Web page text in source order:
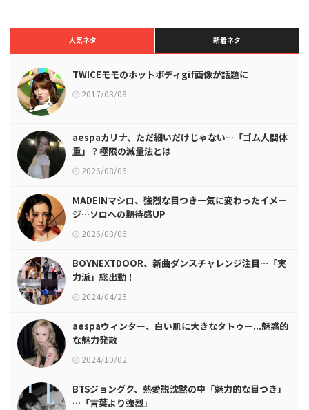
人気ネタ 新着ネタ
TWICEモモのホットボディgif画像が話題に
2017/03/08
aespaカリナ、ただ細いだけじゃない…「ゴム人間体
重」？極限の減量法とは
2026/08/06
MADEINマシロ、強烈な目つき一気に変わったイメー
ジ…ソロへの期待感UP
2026/08/06
BOYNEXTDOOR、新曲ダンスチャレンジ注目…「実
力派」総出動！
2024/04/25
aespaウィンター、白い肌に大きなタトゥー...魅惑的
な魅力発散
2024/10/02
BTSジョングク、熱愛説沈黙の中「魅力的な目つき」
…「言葉より強烈」